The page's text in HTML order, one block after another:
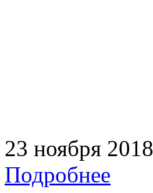
23 ноября 2018
Подробнее